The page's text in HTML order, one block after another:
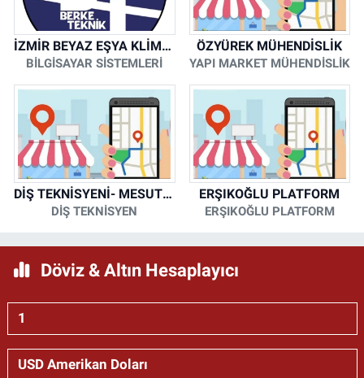
İZMİR BEYAZ EŞYA KLİMA KOMBİ SERVİSİ
BİLGİSAYAR SİSTEMLERİ
ÖZYÜREK MÜHENDİSLİK
YAPI MARKET MÜHENDİSLİK
DİŞ TEKNİSYENİ- MESUT KORKMAZ
DİŞ TEKNİSYEN
ERŞIKOĞLU PLATFORM
ERŞIKOĞLU PLATFORM
Döviz & Altın Hesaplayıcı